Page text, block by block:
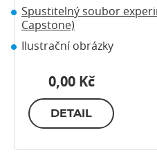
Spustitelný soubor
Capstone)
Ilustrační obrázky
0,00 Kč
DETAIL